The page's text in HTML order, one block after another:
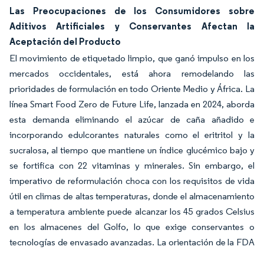
Las Preocupaciones de los Consumidores sobre
Aditivos Artificiales y Conservantes Afectan la
Aceptación del Producto
El movimiento de etiquetado limpio, que ganó impulso en los
mercados occidentales, está ahora remodelando las
prioridades de formulación en todo Oriente Medio y África. La
línea Smart Food Zero de Future Life, lanzada en 2024, aborda
esta demanda eliminando el azúcar de caña añadido e
incorporando edulcorantes naturales como el eritritol y la
sucralosa, al tiempo que mantiene un índice glucémico bajo y
se fortifica con 22 vitaminas y minerales. Sin embargo, el
imperativo de reformulación choca con los requisitos de vida
útil en climas de altas temperaturas, donde el almacenamiento
a temperatura ambiente puede alcanzar los 45 grados Celsius
en los almacenes del Golfo, lo que exige conservantes o
tecnologías de envasado avanzadas. La orientación de la FDA